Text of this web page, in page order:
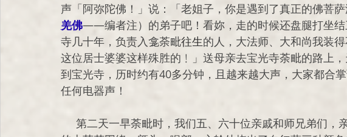
声「阿弥陀佛！」说：「老姐子，你是遇到了真正的佛菩
羌佛——编者注）的弟子吧！看妳，走的时候还盘腿打坐
寺几十年，负责入龛荼毗往生的人，大法师、大和尚我装
这位居士婆婆这样殊胜的﹗」送母亲去宝光寺荼毗的路上
到宝光寺，历时约有40多分钟，且越来越大声，大家都合
任何电器声！